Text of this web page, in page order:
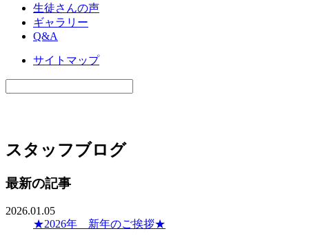
生徒さんの声
ギャラリー
Q&A
サイトマップ
スタッフブログ
最新の記事
2026.01.05
★2026年 新年のご挨拶★